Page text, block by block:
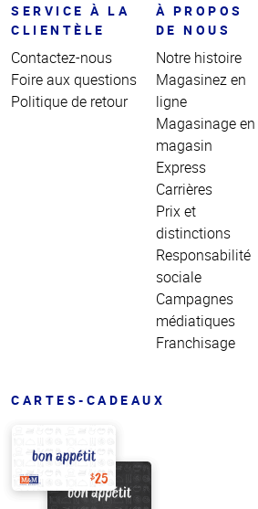
SERVICE À LA
CLIENTÈLE
Contactez-nous
Foire aux questions
Politique de retour
À PROPOS
DE NOUS
Notre histoire
Magasinez en
ligne
Magasinage en
magasin
Express
Carrières
Prix et
distinctions
Responsabilité
sociale
Campagnes
médiatiques
Franchisage
CARTES-CADEAUX